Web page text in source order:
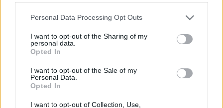
Personal Data Processing Opt Outs
I want to opt-out of the Sharing of my
personal data.
Opted In
I want to opt-out of the Sale of my
Personal Data.
Opted In
I want to opt-out of Collection, Use,
2016 à 21h22.
Chanteurs : Big Sean,Mike Posner
Paroles + Traduction Téléchargement